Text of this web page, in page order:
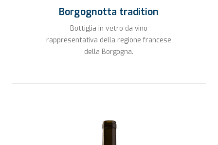
Borgognotta tradition
Bottiglia in vetro da vino
rappresentativa della regione francese
della Borgogna.